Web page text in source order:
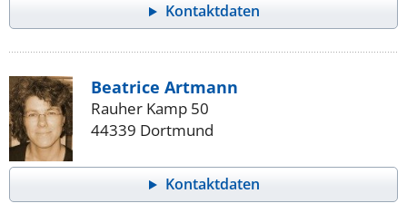
Kontaktdaten
Beatrice Artmann
Rauher Kamp 50
44339 Dortmund
Kontaktdaten